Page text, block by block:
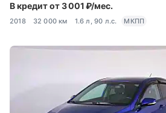
В кредит от 3 001 ₽/мес.
2018 32 000 км 1.6 л, 90 л.с. МКПП